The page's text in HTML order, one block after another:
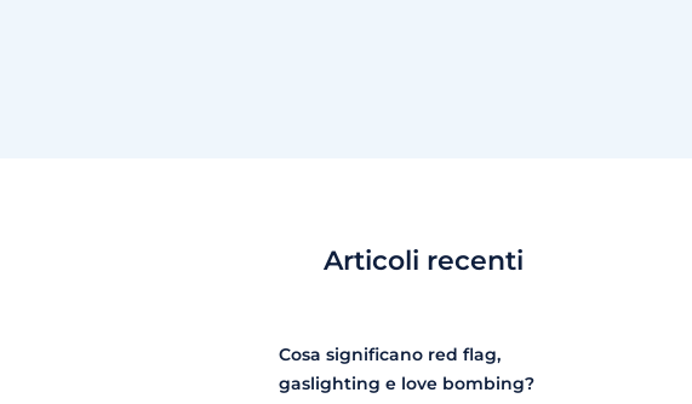
Articoli recenti
Cosa significano red flag,
gaslighting e love bombing?